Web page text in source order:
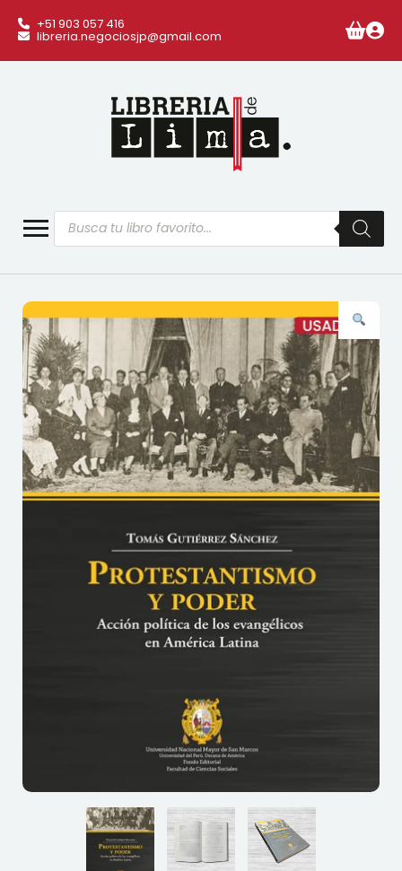
+51 903 057 416
libreria.negociosjp@gmail.com
Búsqueda
de
productos